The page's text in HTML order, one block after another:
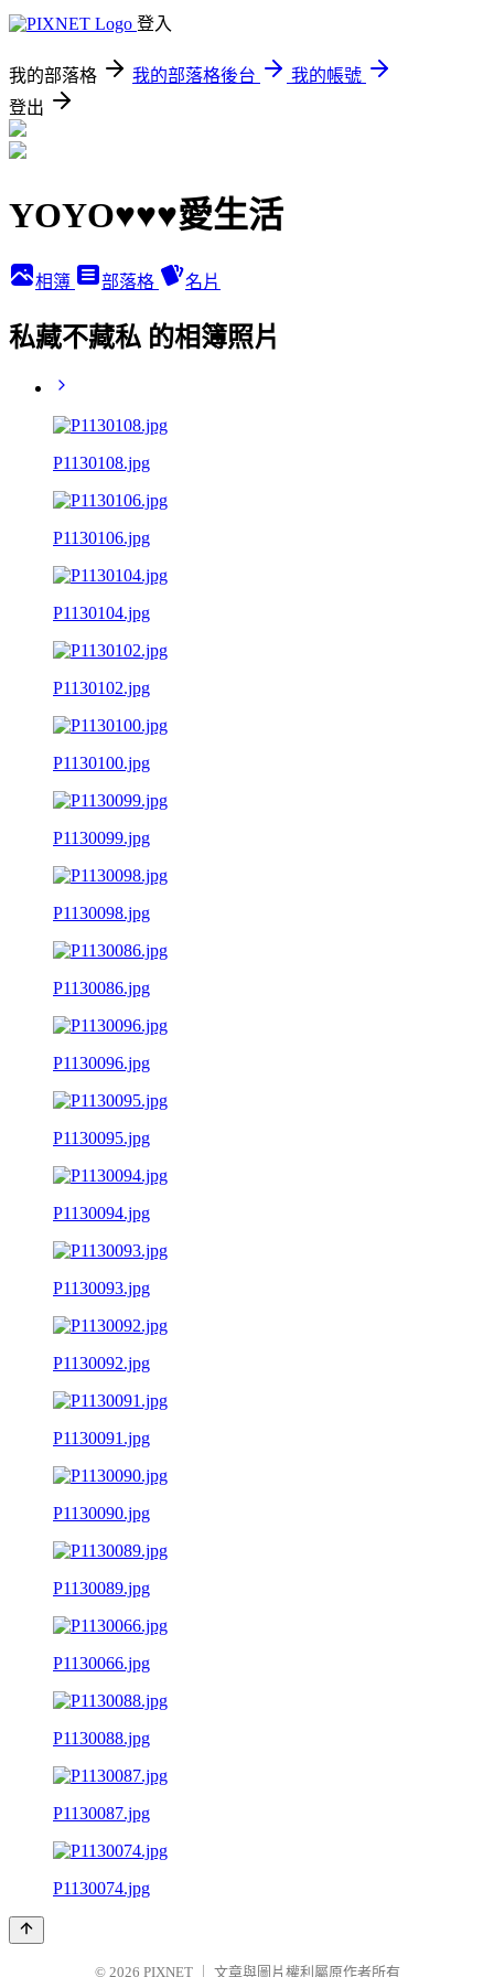
登入
我的部落格 我的部落格後台
我的帳號
登出
YOYO♥♥♥愛生活
相簿 部落格 名片
私藏不藏私 的相簿照片
P1130108.jpg
P1130106.jpg
P1130104.jpg
P1130102.jpg
P1130100.jpg
P1130099.jpg
P1130098.jpg
P1130086.jpg
P1130096.jpg
P1130095.jpg
P1130094.jpg
P1130093.jpg
P1130092.jpg
P1130091.jpg
P1130090.jpg
P1130089.jpg
P1130066.jpg
P1130088.jpg
P1130087.jpg
P1130074.jpg
© 2026 PIXNET 文章與圖片權利屬原作者所有